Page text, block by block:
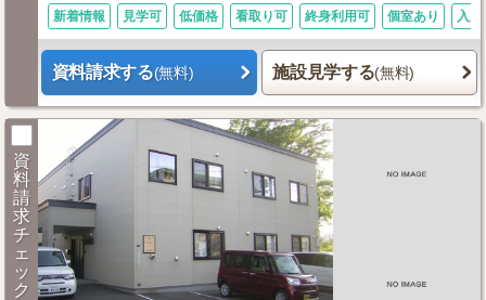
新着情報 見学可 低価格 看取り可 終身利用可 個室あり 入
資料請求する(無料) 施設見学する(無料)
資
料
請
求
チ
ェ
ッ
ク